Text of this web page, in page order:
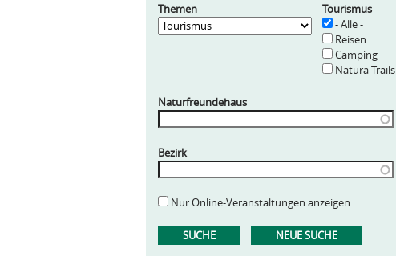
Themen
Tourismus
- Alle -
Reisen
Camping
Natura Trails
Naturfreundehaus
Bezirk
Nur Online-Veranstaltungen anzeigen